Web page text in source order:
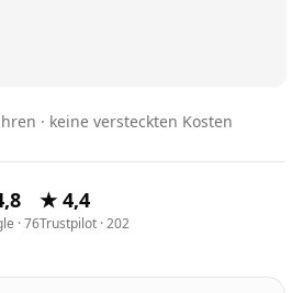
· keine versteckten Kosten
· 76
★ 4,4
Trustpilot · 202